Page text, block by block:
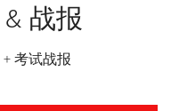
战报
考试战报